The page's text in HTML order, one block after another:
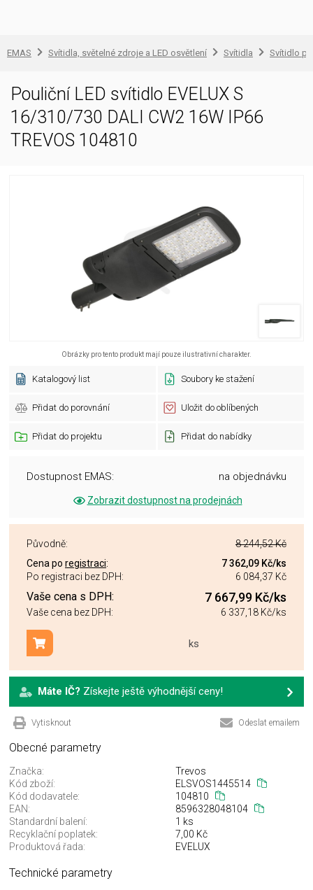
EMAS Svítidla, světelné zdroje a LED osvětlení Svítidla Svítidlo
Pouliční LED svítidlo EVELUX S
16/310/730 DALI CW2 16W IP66
TREVOS 104810
Obrázky pro tento produkt mají pouze ilustrativní charakter.
Katalogový list Soubory ke stažení
Přidat do porovnání Uložit do oblíbených
Přidat do projektu Přidat do nabídky
Dostupnost EMAS: na objednávku
Zobrazit dostupnost na prodejnách
Původně:
8 244,52 Kč
Cena po registraci: 7 362,09 Kč/ks
Po registraci bez DPH:
6 084,37 Kč
Vaše cena s DPH: 7 667,99 Kč/ks
Vaše cena bez DPH: 6 337,18 Kč/ks
ks
Přidat do košíku
Máte IČ? Získejte ještě výhodnější ceny!
Vytisknout Odeslat emailem
Obecné parametry
Značka:
Trevos
Kód zboží:
ELSVOS1445514
Kód dodavatele:
104810
EAN:
8596328048104
Standardní balení:
1 ks
Recyklační poplatek:
7,00 Kč
Produktová řada:
EVELUX
Technické parametry